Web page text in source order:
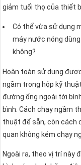
giảm tuổi thọ của thiết
Có thể vừa sử dụng
máy nước nóng
không?
Hoàn toàn sử dụng
ngầm trong hộp kỹ
đường ống ngoài tới
bình. Cách chạy ngầm
thuật để sẵn, còn cách
quan không kém chạy
Ngoài ra, theo vị trí này